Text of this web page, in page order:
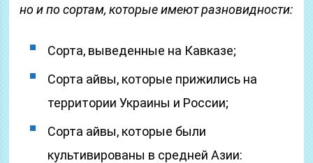
но и по сортам, которые имеют разновидности:
Сорта, выведенные на Кавказе;
Сорта айвы, которые прижились на
территории Украины и России;
Сорта айвы, которые были
культивированы в средней Азии: